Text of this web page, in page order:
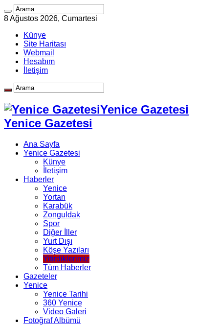
8 Ağustos 2026, Cumartesi
Künye
Site Haritası
Webmail
Hesabım
İletişim
Yenice Gazetesi
Yenice Gazetesi
Ana Sayfa
Yenice Gazetesi
Künye
İletişim
Haberler
Yenice
Yortan
Karabük
Zonguldak
Spor
Diğer İller
Yurt Dışı
Köşe Yazıları
Yitirdiklerimiz
Tüm Haberler
Gazeteler
Yenice
Yenice Tarihi
360 Yenice
Video Galeri
Fotoğraf Albümü